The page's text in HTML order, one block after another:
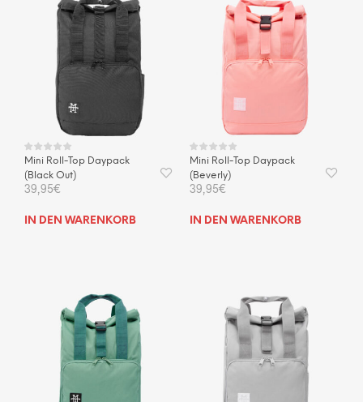
Mini Roll-Top Daypack
(Black Out)
39,95€
IN DEN WARENKORB
Mini Roll-Top Daypack
(Beverly)
39,95€
IN DEN WARENKORB